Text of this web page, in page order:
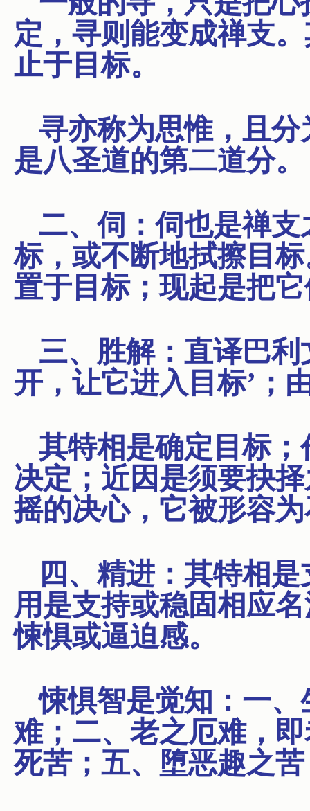
定，寻则能变成禅支
止于目标。
寻亦称为思惟，且
是八圣道的第二道分。
二、伺：伺也是禅
标，或不断地拭擦目
置于目标；现起是把
三、胜解：直译巴利
开，让它进入目标’；
其特相是确定目标
决定；近因是须要抉
摇的决心，它被形容
四、精进：其特相
用是支持或稳固相应
悚惧或逼迫感。
悚惧智是觉知：一
难；二、老之厄难，
死苦；五、堕恶趣之